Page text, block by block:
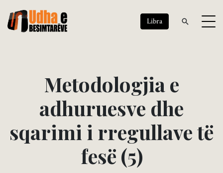
Libra
Metodologjiae
adhuruesve dhe
sqarimi i rregullavetë
fesë (5)